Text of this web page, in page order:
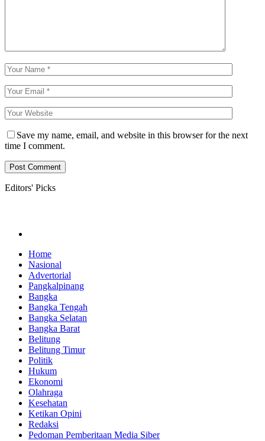
Save my name, email, and website in this browser for the next
time I comment.
Editors' Picks
Home
Nasional
Advertorial
Pangkalpinang
Bangka
Bangka Tengah
Bangka Selatan
Bangka Barat
Belitung
Belitung Timur
Politik
Hukum
Ekonomi
Olahraga
Kesehatan
Ketikan Opini
Redaksi
Pedoman Pemberitaan Media Siber